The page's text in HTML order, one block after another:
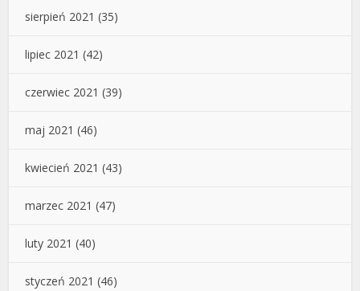
sierpień 2021 (35)
lipiec 2021 (42)
czerwiec 2021 (39)
maj 2021 (46)
kwiecień 2021 (43)
marzec 2021 (47)
luty 2021 (40)
styczeń 2021 (46)